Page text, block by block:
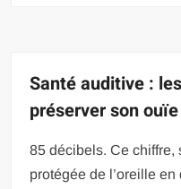
Santé auditive :
préserver son ouïe
85 décibels. Ce chiffre,
protégée de l’oreille